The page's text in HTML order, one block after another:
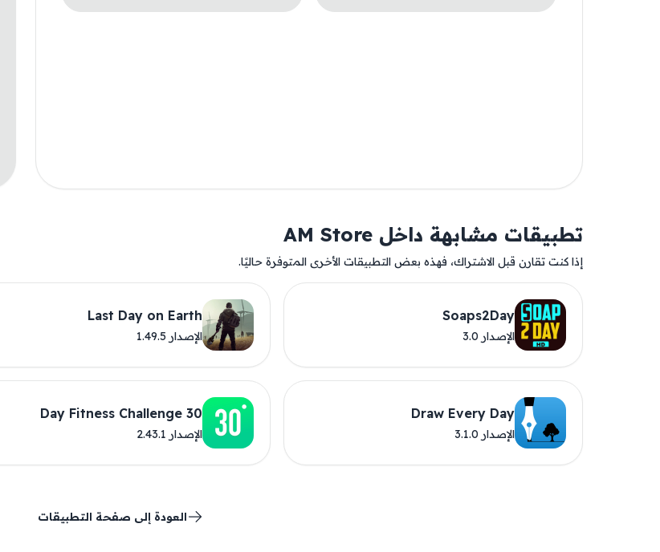
تطبيقات مشابهة داخل AM Store
إذا كنت تقارن قبل الاشتراك، فهذه بعض التطبيقات الأخرى المتوفرة حاليًا.
Soaps2Day
الإصدار 3.0
Last Day on Earth
الإصدار 1.49.5
Draw Every Day
الإصدار 3.1.0
30 Day Fitness Challenge
الإصدار 2.43.1
العودة إلى صفحة التطبيقات